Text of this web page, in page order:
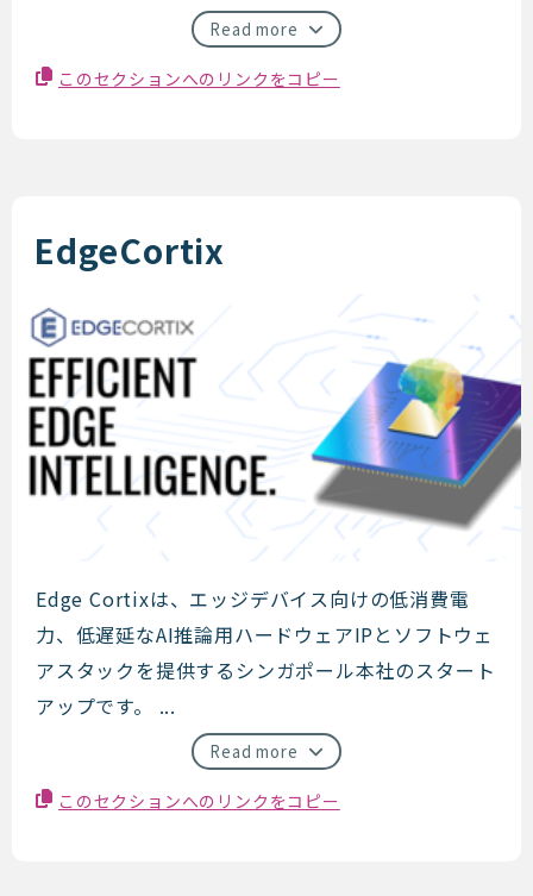
Read more
このセクションへのリンクをコピー
EdgeCortix
EdgeCortix
Edge Cortixは、エッジデバイス向けの低消費電
力、低遅延なAI推論用ハードウェアIPとソフトウェ
アスタックを提供するシンガポール本社のスタート
アップです。 ...
Read more
このセクションへのリンクをコピー